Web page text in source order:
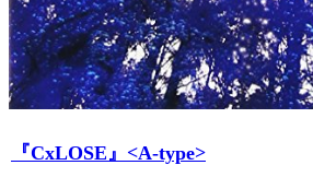
『CxLOSE』<A-type>